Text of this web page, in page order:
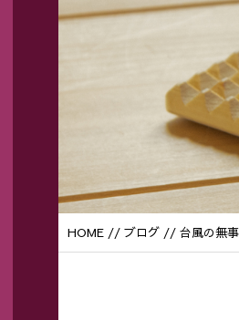
HOME // ブログ // 台風の無